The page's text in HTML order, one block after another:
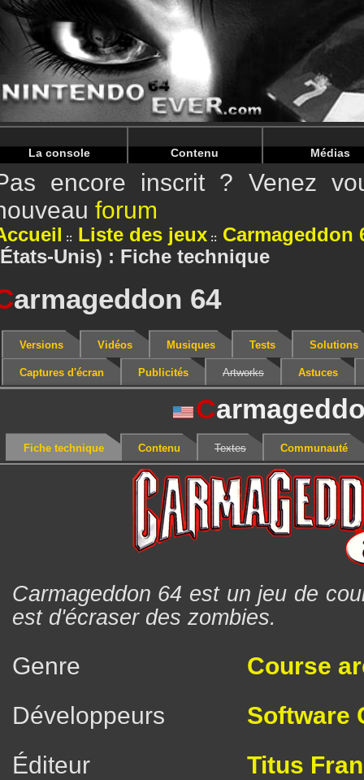
Warning: Undefined array key "HTTP_REFERER" in /
Warning: Undefined array key "HTTP_REFERER" in /
La console Contenu Médias
encore inscrit ? Venez
forum
Liste des jeux
Carmageddon
Unis) : Fiche technique
armageddon 64
Versions Vidéos Musiques Tests Solutions
Captures d'écran Publicités Artworks Astuces
C
Fiche technique Contenu Textes Communauté
Carmageddon 64 est un jeu de
est d'écraser des zombies.
Genre
Course
Développeurs
Software
Éditeur
Titus